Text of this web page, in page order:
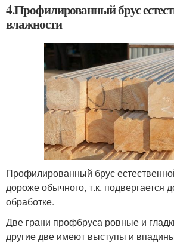
4.Профилированный брус
влажности
Профилированный брус
дороже обычного, т.к. подвергается
обработке.
Две грани профбруса ровные и
другие две имеют выступы и